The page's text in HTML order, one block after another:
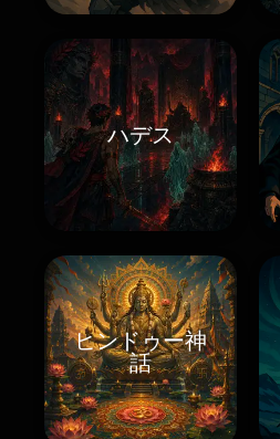
ハデス
ヒンドゥー神
話